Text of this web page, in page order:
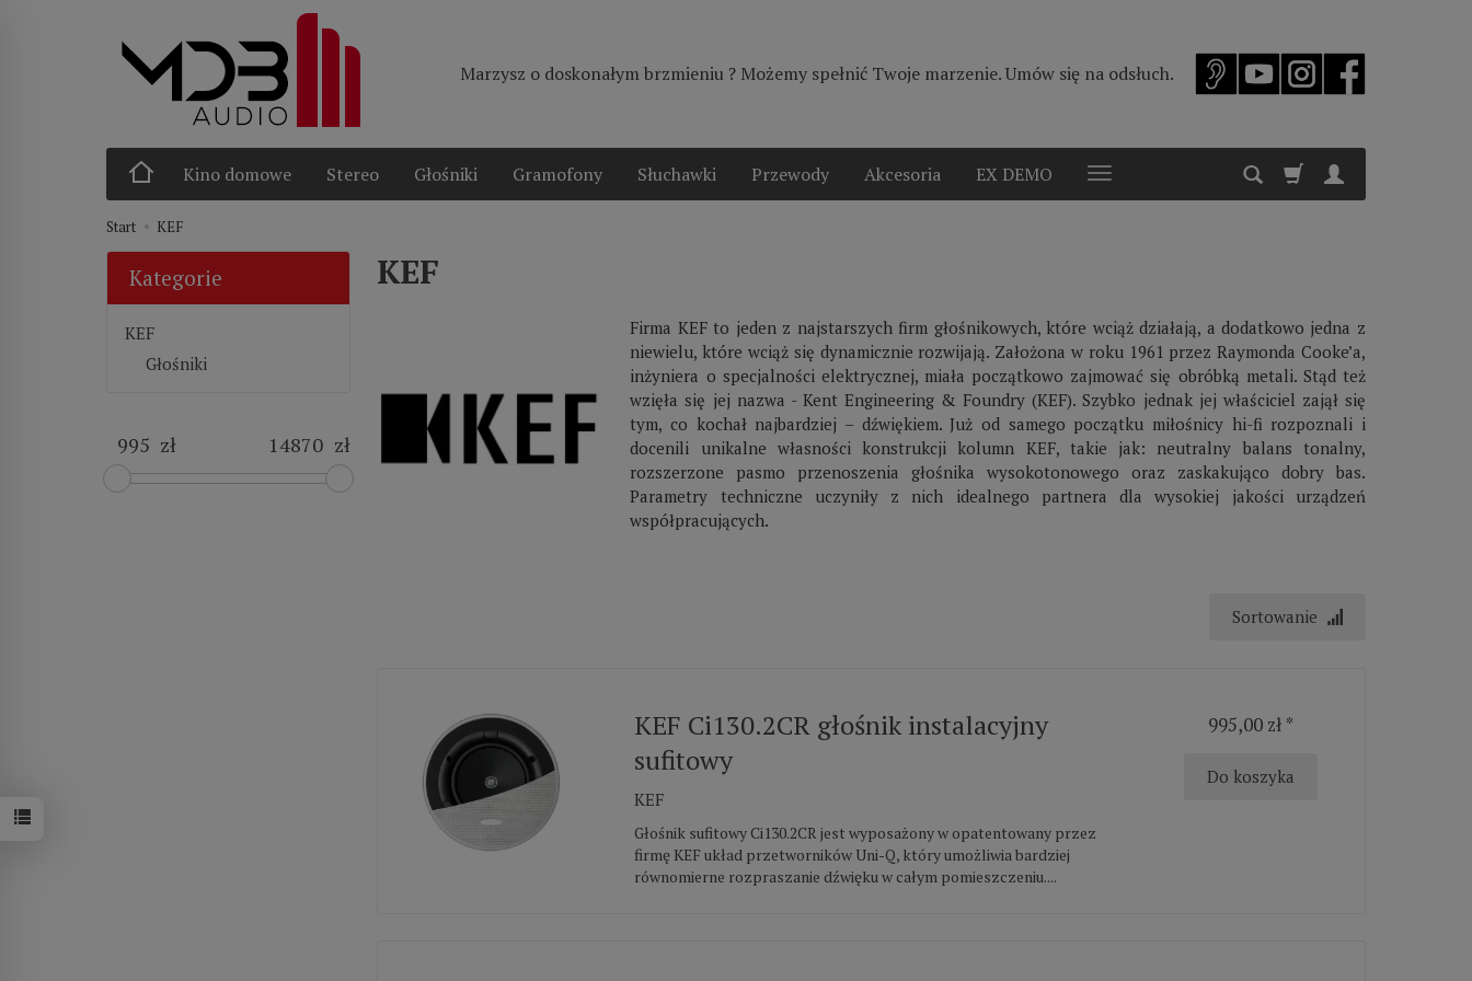
Marzysz o doskonałym brzmieniu ? Możemy spełnić Twoje marzenie. Umów się na odsłuch.
Kino domowe Stereo Głośniki Gramofony Słuchawki Przewody Akcesoria EX DEMO
Start KEF
KEF
Firma KEF to jeden z najstarszych firm głośnikowych, które wciąż działają, a dodatkowo jedna z
niewielu, które wciąż się dynamicznie rozwijają. Założona w roku 1961 przez Raymonda Cooke’a,
inżyniera o specjalności elektrycznej, miała początkowo zajmować się obróbką metali. Stąd też
wzięła się jej nazwa - Kent Engineering & Foundry (KEF). Szybko jednak jej właściciel zajął się
tym, co kochał najbardziej – dźwiękiem. Już od samego początku miłośnicy hi-fi rozpoznali i
docenili unikalne własności konstrukcji kolumn KEF, takie jak: neutralny balans tonalny,
rozszerzone pasmo przenoszenia głośnika wysokotonowego oraz zaskakująco dobry bas.
Parametry techniczne uczyniły z nich idealnego partnera dla wysokiej jakości urządzeń
współpracujących.
Sortowanie
KEF Ci130.2CR głośnik instalacyjny
sufitowy
KEF
Głośnik sufitowy Ci130.2CR jest wyposażony w opatentowany przez
firmę KEF układ przetworników Uni-Q, który umożliwia bardziej
równomierne rozpraszanie dźwięku w całym pomieszczeniu....
995,00 zł *
Do koszyka
Kategorie
KEF
Głośniki
zł zł